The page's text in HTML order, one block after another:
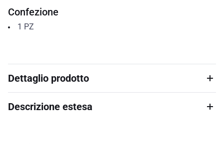
Confezione
1 PZ
Dettaglio prodotto
Descrizione estesa